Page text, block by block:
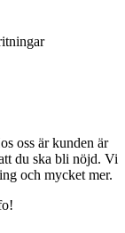
oss är kunden är
du ska bli nöjd. Vi
och mycket mer.